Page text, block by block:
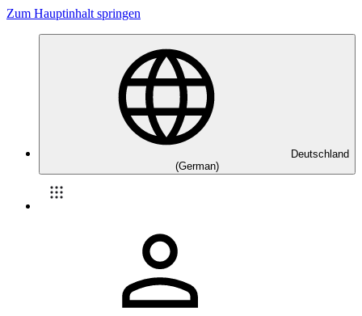
Zum Hauptinhalt springen
Deutschland
(German)